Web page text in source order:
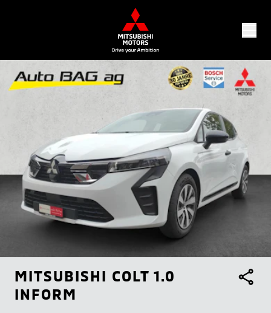
MITSUBISHI COLT 1.0
INFORM